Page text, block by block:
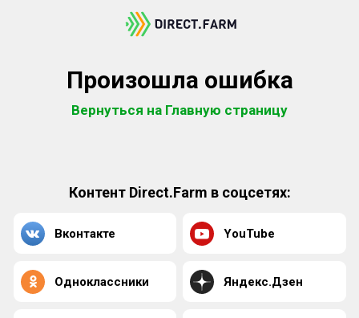
Произошла ошибка
Вернуться на Главную страницу
Контент Direct.Farm в соцсетях:
Вконтакте YouTube
Одноклассники Яндекс.Дзен